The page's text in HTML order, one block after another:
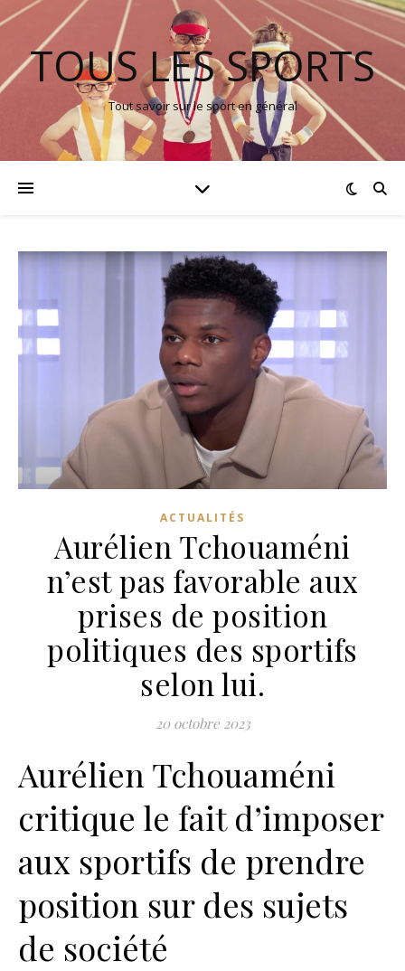
TOUS LES SPORTS
Tout savoir sur le sport en général
ACTUALITÉS
Aurélien Tchouaméni
n’est pas favorable aux
prises de position
politiques des sportifs
selon lui.
20 octobre 2023
Aurélien Tchouaméni
critique le fait d’imposer
aux sportifs de prendre
position sur des sujets
de société